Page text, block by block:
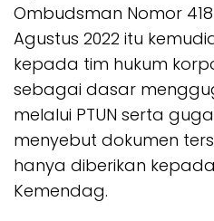
Ombudsman Nomor
Agustus 2022 itu
kepada tim hukum
sebagai dasar
melalui PTUN serta
menyebut dokumen
hanya diberikan
Kemendag.